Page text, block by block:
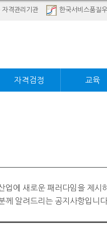
자격관리기관 한국서비스품질
자격검정 교육
업에 새로운 패러다임을 제시
께 알려드리는 공지사항입니